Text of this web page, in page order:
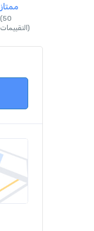
ممتاز
(50
التقييمات)